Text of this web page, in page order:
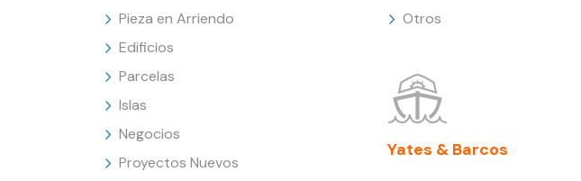
Pieza en Arriendo
Edificios
Parcelas
Islas
Negocios
Proyectos Nuevos
Otros
Yates & Barcos